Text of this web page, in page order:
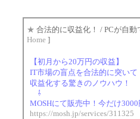
★ 合法的に収益化！ / PCが自動
Home ]
【初月から20万円の収益】
IT市場の盲点を合法的に突いて
収益化する驚きのノウハウ！
⇩
MOSHにて販売中！今だけ3000
https://mosh.jp/services/311325